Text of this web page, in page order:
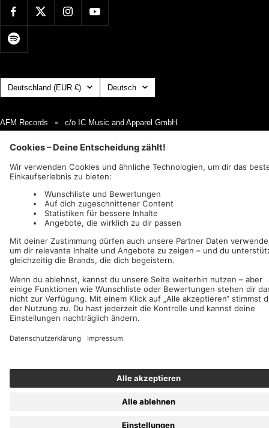
Land/Region Deutschland (EUR €) Sprache
Deutsch
AFM Records c/o IC Music and Apparel GmbH